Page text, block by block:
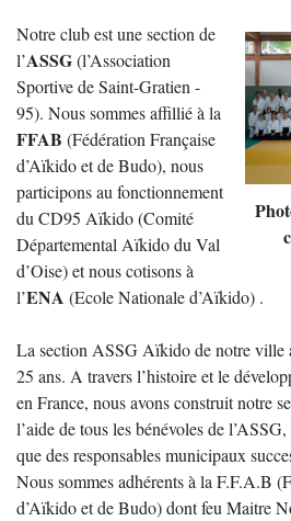
Notre club est une section de
l’ASSG(l’Association
Sportive de Saint-Gratien -
95). Nous sommes affillié à la
FFAB (Fédération Française
d’Aïkido et de Budo), nous
participons au fonctionnement
du CD95 Aïkido (Comité
Départemental Aïkido du Val
d’Oise) et nous cotisons à
l’ENA (Ecole Nationale d’Aïkido) .
La section ASSG Aïkido de notre ville
25 ans. A travers l’histoire et le
en France, nous avons construit notre
l’aide de tous les bénévoles de
que des responsables municipaux
Nous sommes adhérents à la F.F.A.B
d’Aïkido et de Budo) dont feu Maitre